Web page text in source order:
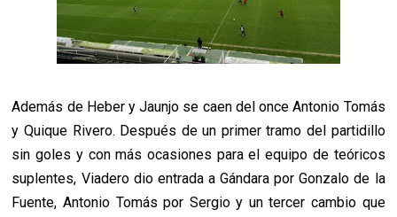
Además de Heber y Jaunjo se caen del once Antonio Tomás
y Quique Rivero. Después de un primer tramo del partidillo
sin goles y con más ocasiones para el equipo de teóricos
suplentes, Viadero dio entrada a Gándara por Gonzalo de la
Fuente, Antonio Tomás por Sergio y un tercer cambio que